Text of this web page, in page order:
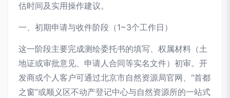
估时间及实用操作建议。
一、初期申请与收件阶段（1~3个工作日）
这一阶段主要完成测绘委托书的填写、权属材料（土
地证或审批意见、申请人合同等实名文件）初审。开
发商或个人客户可通过北京市自然资源局官网、“首都
之窗”或顺义区不动产登记中心与自然资源所的一站式